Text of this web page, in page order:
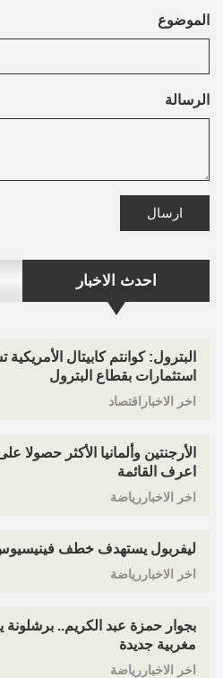
احدث الاخبار
البترول: كوانتم كابيتال
استثمارات بقطاع البترول
اخر الاخباراقتصاد
الأرجنتين وألمانيا الأكثر
اعرف القائمة
اخر الاخباررياضة
ليفربول يستهدف خطف
اخر الاخباررياضة
بجوار حمزة عبد الكريم..
مغربية جديدة
اخر الاخباررياضة
الموضوع
الرسالة